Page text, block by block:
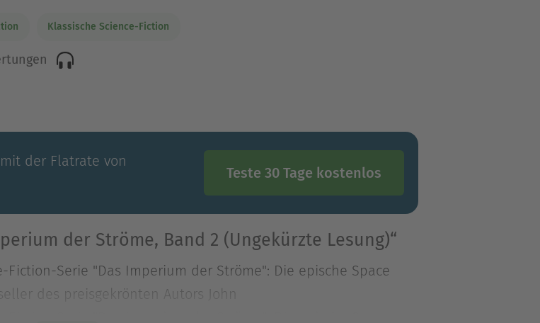
Klassische Science-Fiction
der Flatrate von
Teste 30 Tage kostenlos
der Ströme, Band 2 (Ungekürzte Lesung)“
Serie "Das Imperium der Ströme": Die epische Space
des preisgekrönten Autors John